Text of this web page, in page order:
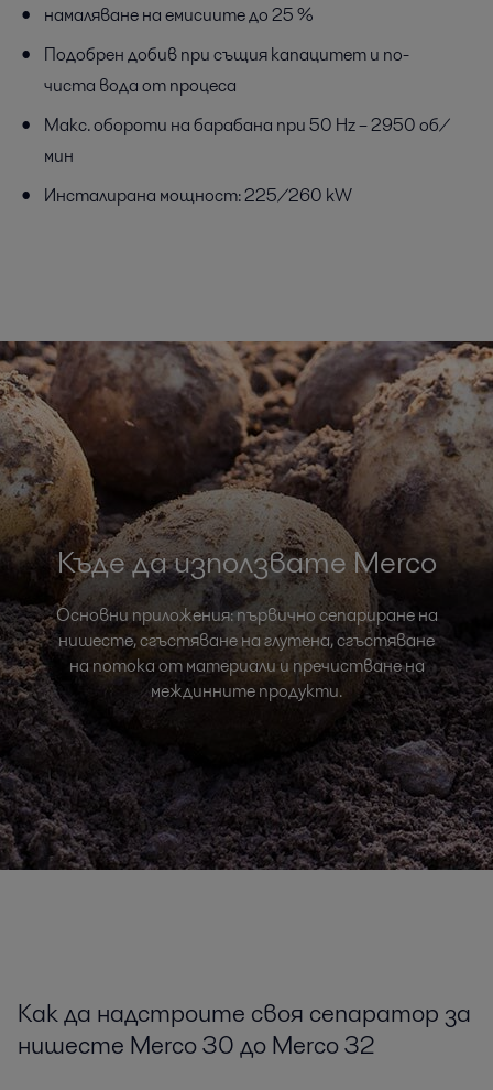
намаляване на емисиите до 25 %
Подобрен добив при същия капацитет и по-
чиста вода от процеса
Макс. обороти на барабана при 50 Hz – 2950 об/
мин
Инсталирана мощност: 225/260 kW
Къде да използвате Merco
Основни приложения: първично сепариране на
нишесте, сгъстяване на глутена, сгъстяване
на потока от материали и пречистване на
междинните продукти.
Как да надстроите своя сепаратор за
нишесте Merco 30 до Merco 32